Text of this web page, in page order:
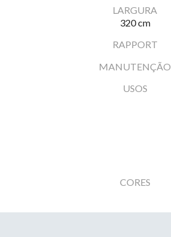
LARGURA
320 cm
RAPPORT
MANUTENÇÃO
USOS
CORES